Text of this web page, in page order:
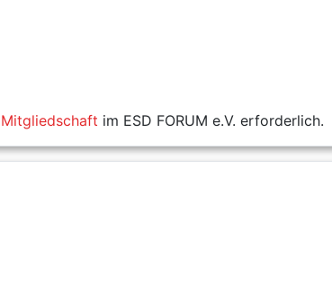
Mitgliedschaft im ESD FORUM e.V. erforderlich.